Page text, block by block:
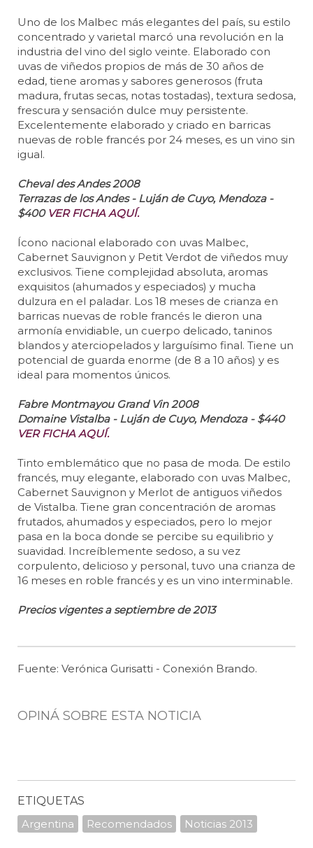
Uno de los Malbec más elegantes del país, su estilo
concentrado y varietal marcó una revolución en la
industria del vino del siglo veinte. Elaborado con
uvas de viñedos propios de más de 30 años de
edad, tiene aromas y sabores generosos (fruta
madura, frutas secas, notas tostadas), textura sedosa,
frescura y sensación dulce muy persistente.
Excelentemente elaborado y criado en barricas
nuevas de roble francés por 24 meses, es un vino sin
igual.
Cheval des Andes 2008
Terrazas de los Andes - Luján de Cuyo, Mendoza -
$400 VER FICHA AQUÍ.
Ícono nacional elaborado con uvas Malbec,
Cabernet Sauvignon y Petit Verdot de viñedos muy
exclusivos. Tiene complejidad absoluta, aromas
exquisitos (ahumados y especiados) y mucha
dulzura en el paladar. Los 18 meses de crianza en
barricas nuevas de roble francés le dieron una
armonía envidiable, un cuerpo delicado, taninos
blandos y aterciopelados y larguísimo final. Tiene un
potencial de guarda enorme (de 8 a 10 años) y es
ideal para momentos únicos.
Fabre Montmayou Grand Vin 2008
Domaine Vistalba - Luján de Cuyo, Mendoza - $440
VER FICHA AQUÍ.
Tinto emblemático que no pasa de moda. De estilo
francés, muy elegante, elaborado con uvas Malbec,
Cabernet Sauvignon y Merlot de antiguos viñedos
de Vistalba. Tiene gran concentración de aromas
frutados, ahumados y especiados, pero lo mejor
pasa en la boca donde se percibe su equilibrio y
suavidad. Increíblemente sedoso, a su vez
corpulento, delicioso y personal, tuvo una crianza de
16 meses en roble francés y es un vino interminable.
Precios vigentes a septiembre de 2013
Fuente: Verónica Gurisatti - Conexión Brando.
OPINÁ SOBRE ESTA NOTICIA
ETIQUETAS
Argentina
Recomendados Noticias 2013